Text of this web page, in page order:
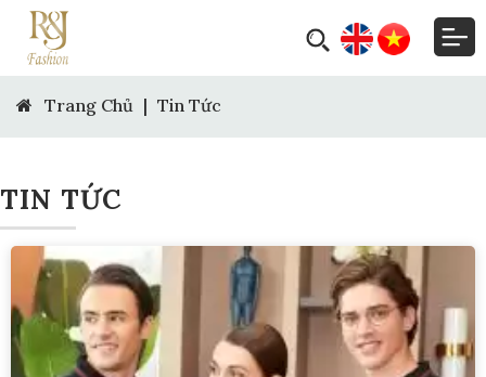
Trang Chủ | Tin Tức
TIN TỨC